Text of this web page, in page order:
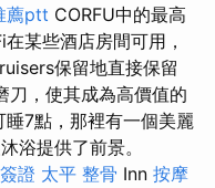
薦ptt CORFU中的最高
某些酒店房間可用，
保留地直接保留
刀，使其成為高價值的
7點，那裡有一個美麗
浴提供了前景。
證 太平 整骨 Inn 按摩